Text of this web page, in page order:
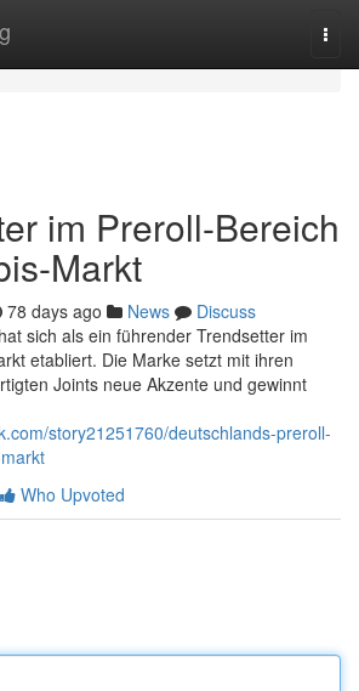
im Preroll-Bereich
Markt
78 days ago News
Discuss
sich als ein führender Trendsetter im
etabliert. Die Marke setzt mit ihren
Joints neue Akzente und gewinnt
story21251760/deutschlands-preroll-
Who Upvoted